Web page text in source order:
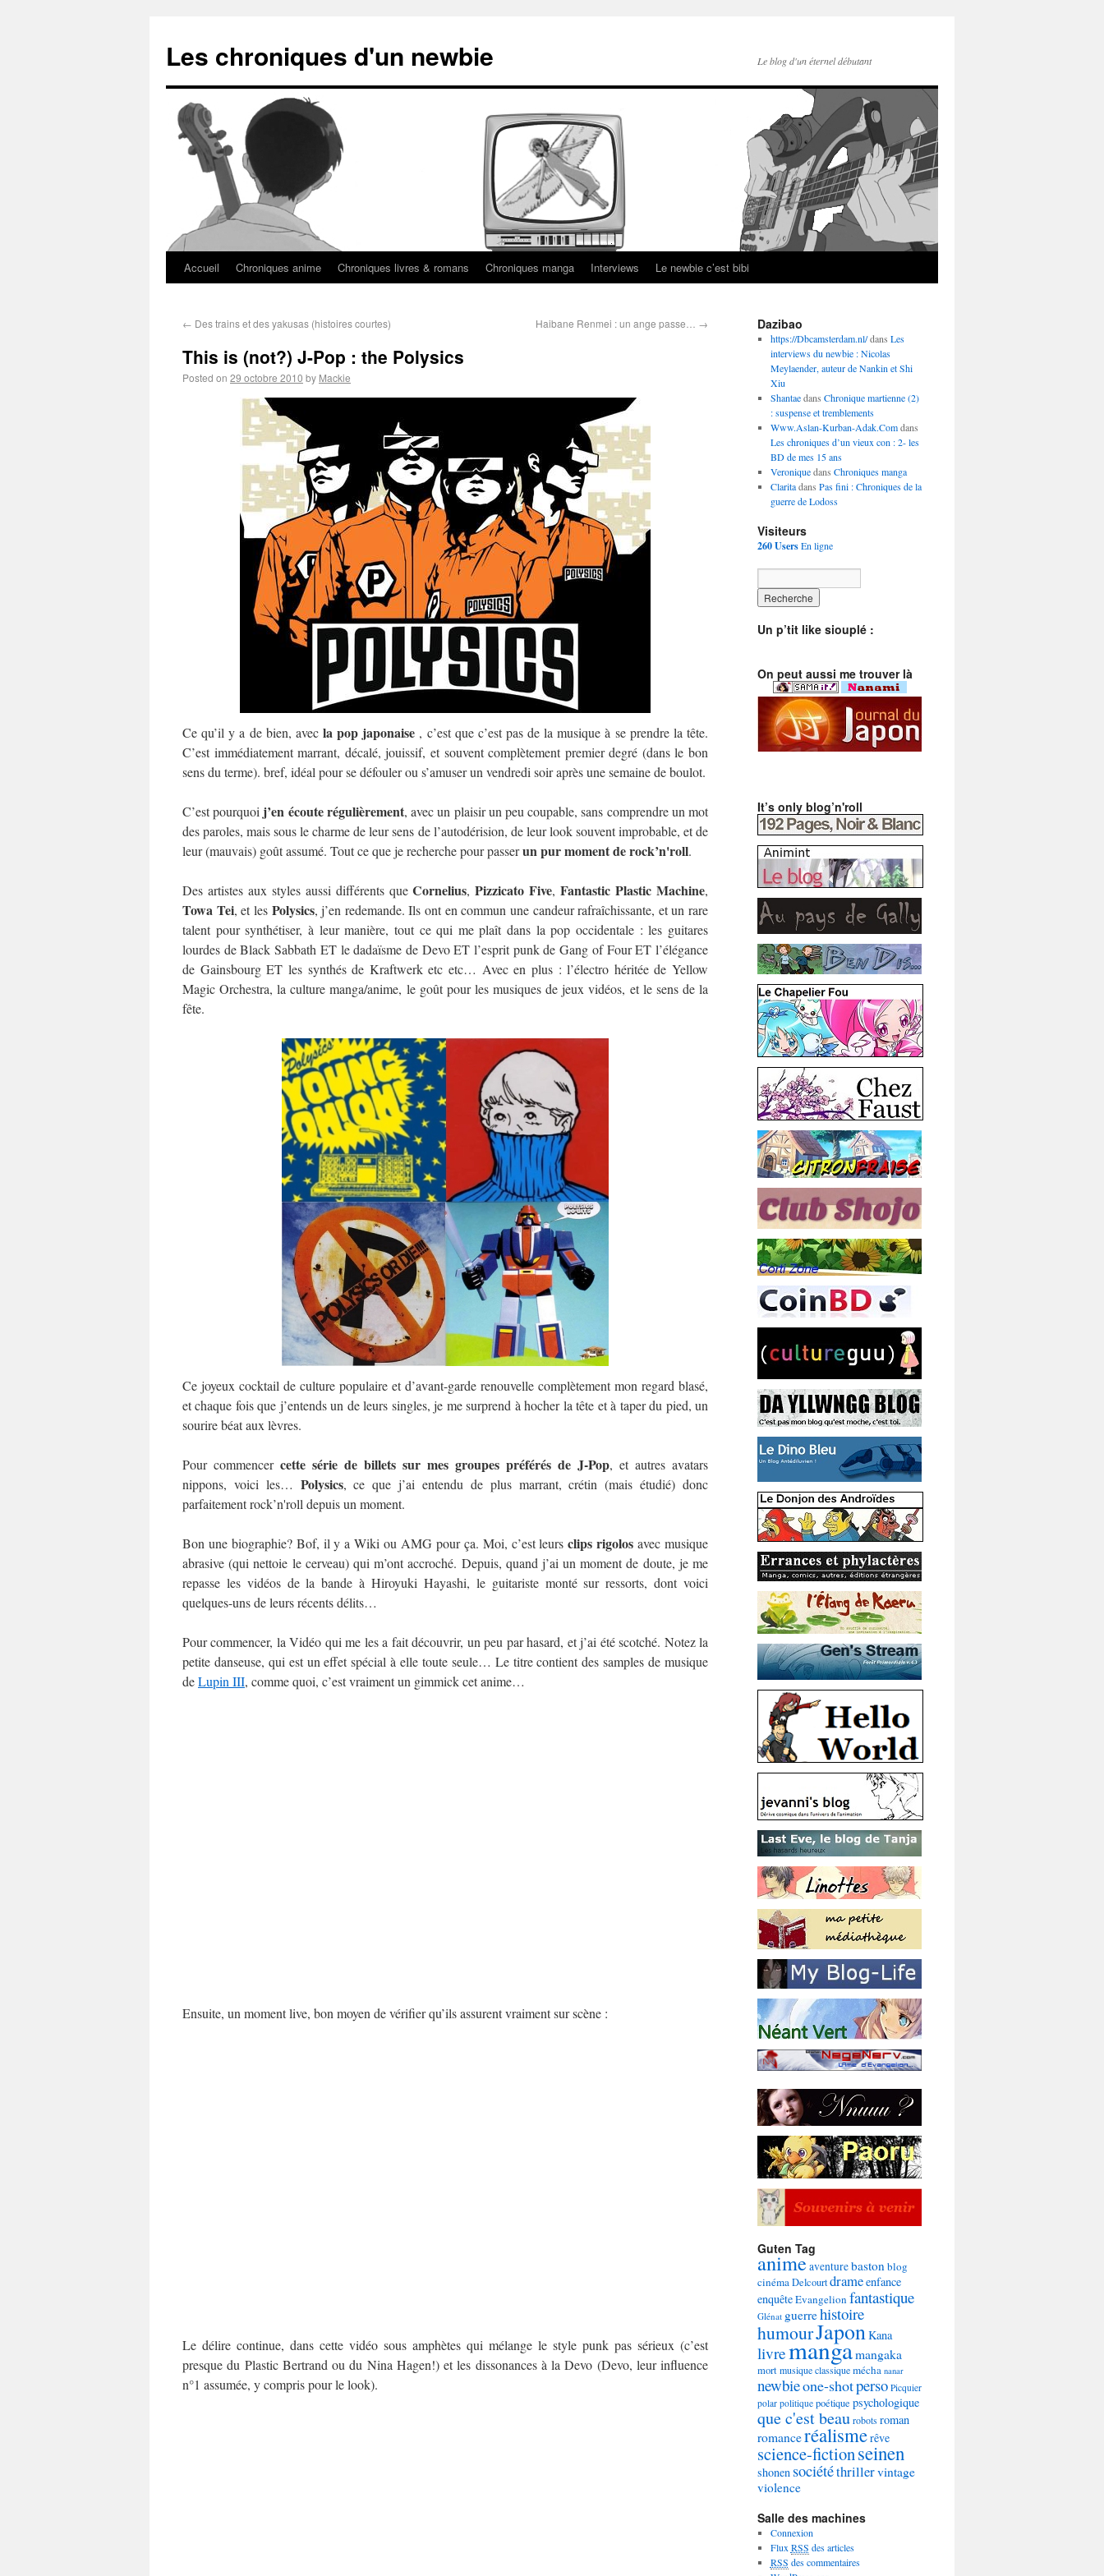
Les chroniques d'un newbie Le blog d'un éternel débutant
Accueil Chroniques anime Chroniques livres & romans Chroniques manga Interviews Le newbie c’est bibi
← Des trains et des yakusas (histoires courtes) Haibane Renmei : un ange passe… →
This is (not?) J-Pop : the Polysics
Posted on 29 octobre 2010 by Mackie
Ce qu’il y a de bien, avec la pop japonaise , c’est que c’est pas de la musique à se prendre la tête.
C’est immédiatement marrant, décalé, jouissif, et souvent complètement premier degré (dans le bon
sens du terme). bref, idéal pour se défouler ou s’amuser un vendredi soir après une semaine de boulot.
C’est pourquoi j’en écoute régulièrement, avec un plaisir un peu coupable, sans comprendre un mot
des paroles, mais sous le charme de leur sens de l’autodérision, de leur look souvent improbable, et de
leur (mauvais) goût assumé. Tout ce que je recherche pour passerun pur moment de rock’n'roll.
Des artistes aux styles aussi différents queCornelius,Pizzicato Five,Fantastic Plastic Machine,
Towa Tei, et les Polysics, j’en redemande. Ils ont en commun une candeur rafraîchissante, et un rare
talent pour synthétiser, à leur manière, tout ce qui me plaît dans la pop occidentale : les guitares
lourdes de Black Sabbath ET le dadaïsme de Devo ET l’esprit punk de Gang of Four ET l’élégance
de Gainsbourg ET les synthés de Kraftwerk etc etc… Avec en plus : l’électro héritée de Yellow
Magic Orchestra, la culture manga/anime, le goût pour les musiques de jeux vidéos, et le sens de la
fête.
Ce joyeux cocktail de culture populaire et d’avant-garde renouvelle complètement mon regard blasé,
et chaque fois que j’entends un de leurs singles, je me surprend à hocher la tête et à taper du pied, un
sourire béat aux lèvres.
Pour commencer cette série de billets sur mes groupes préférés de J-Pop, et autres avatars
nippons, voici les… Polysics, ce que j’ai entendu de plus marrant, crétin (mais étudié) donc
parfaitement rock’n'roll depuis un moment.
Bon une biographie? Bof, il y a Wiki ou AMG pour ça. Moi, c’est leursclips rigolos avec musique
abrasive (qui nettoie le cerveau) qui m’ont accroché. Depuis, quand j’ai un moment de doute, je me
repasse les vidéos de la bande à Hiroyuki Hayashi, le guitariste monté sur ressorts, dont voici
quelques-uns de leurs récents délits…
Pour commencer, la Vidéo qui me les a fait découvrir, un peu par hasard, et j’ai été scotché. Notez la
petite danseuse, qui est un effet spécial à elle toute seule… Le titre contient des samples de musique
deLupin III, comme quoi, c’est vraiment un gimmick cet anime…
Ensuite, un moment live, bon moyen de vérifier qu’ils assurent vraiment sur scène :
Le délire continue, dans cette vidéo sous amphètes qui mélange le style punk pas sérieux (c’est
presque du Plastic Bertrand ou du Nina Hagen!) et les dissonances à la Devo (Devo, leur influence
n°1 assumée, y compris pour le look).
Dazibao
https://Dbcamsterdam.nl/dans Les
interviews du newbie : Nicolas
Meylaender, auteur de Nankin et Shi
Xiu
Shantaedans Chronique martienne (2)
: suspense et tremblements
Www.Aslan-Kurban-Adak.Comdans
Les chroniques d’un vieux con : 2- les
BD de mes 15 ans
Veroniquedans Chroniques manga
Claritadans Pas fini : Chroniques de la
guerre de Lodoss
Visiteurs
260 UsersEn ligne
Un p’tit like siouplé :
On peut aussi me trouver là
It’s only blog’n'roll
Guten Tag
animeaventurebaston blog
cinémaDelcourtdrameenfance
enquêteEvangelion fantastique
Glénat guerrehistoire
humourJapon Kana
livremangamangaka
mortmusique classiquemécha nanar
newbieone-shotperso Picquier
polar politique poétique psychologique
que c'est beaurobotsroman
romanceréalismerêve
science-fictionseinen
shonen sociététhrillervintage
violence
Salle des machines
Connexion
Flux RSS des articles
RSS des commentaires